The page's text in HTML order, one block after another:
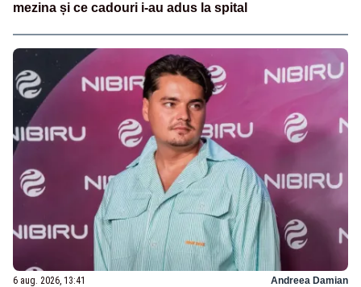
mezina și ce cadouri i-au adus la spital
6 aug. 2026, 13:41 Andreea Damian